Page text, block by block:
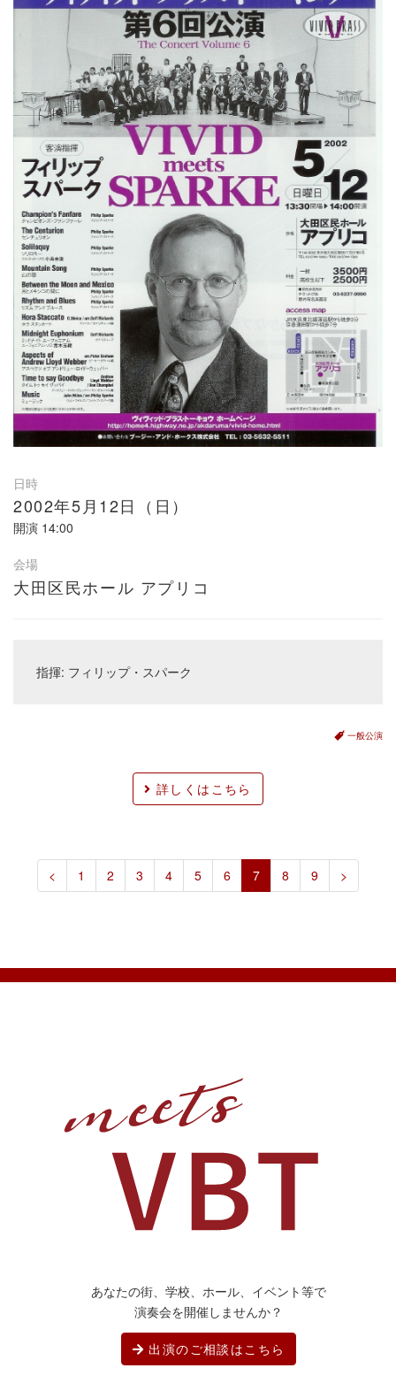
日時
2002年5月12日（日）
開演 14:00
会場
大田区民ホール アプリコ
指揮: フィリップ・スパーク
一般公演
詳しくはこちら
< 1 2 3 4 5 6 7 8 9 >
あなたの街、学校、ホール、イベント等で
演奏会を開催しませんか？
出演のご相談はこちら